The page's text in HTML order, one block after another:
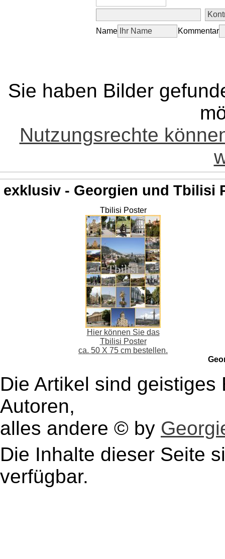
Name Kommentar
Sie haben Bilder
Nutzungsrechte
exklusiv - Georgien und Tbilisi
Tbilisi Poster
Hier können Sie das
Tbilisi Poster
ca. 50 X 75 cm bestellen.
Die Artikel sind
Autoren,
alles andere © by
Die Inhalte dieser Seite
verfügbar.